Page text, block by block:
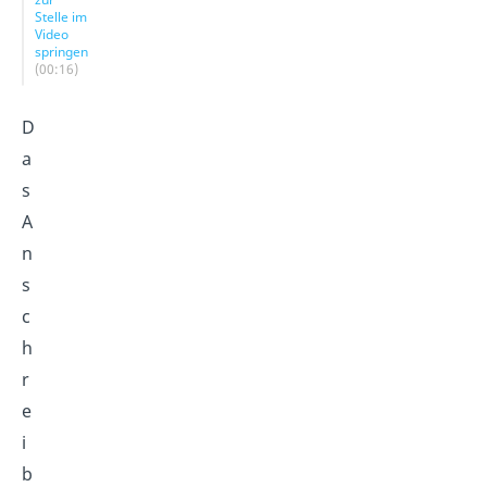
Stelle im
Video
springen
(00:16)
D
a
s
A
n
s
c
h
r
e
i
b